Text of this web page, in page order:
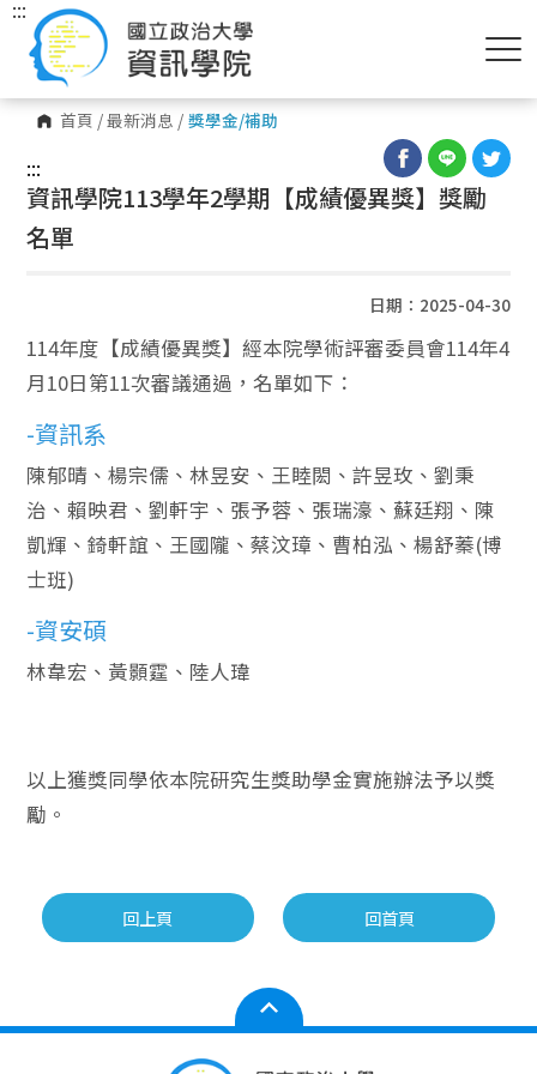
首頁 /最新消息 / 獎學金/補助
:::
:::
資訊學院113學年2學期【成績優異獎】獎勵
名單
日期：2025-04-30
114年度【成績優異獎】經本院學術評審委員會114年4
月10日第11次審議通過，名單如下：
-資訊系
陳郁晴、楊宗儒、林昱安、王睦閎、許昱玫、劉秉
治、賴映君、劉軒宇、張予蓉、張瑞濠、蘇廷翔、陳
凱輝、錡軒誼、王國隴、蔡汶璋、曹柏泓、楊舒蓁(博
士班)
-資安碩
林韋宏、黃顥霆、陸人瑋
以上獲獎同學依本院研究生獎助學金實施辦法予以獎
勵。
回上頁 回首頁